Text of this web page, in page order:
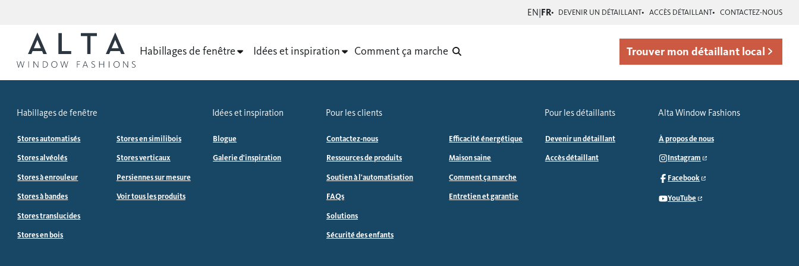
EN|FR DEVENIR UN DÉTAILLANT ACCÈS DÉTAILLANT CONTACTEZ-NOUS
Habillages de fenêtre Idées et inspiration Comment ça marche Trouver mon détaillant local
Habillages de fenêtre
Stores automatisés
Stores alvéolés
Stores à enrouleur
Stores à bandes
Stores translucides
Stores en bois
Stores en similibois
Stores verticaux
Persiennes sur mesure
Voir tous les produits
Idées et inspiration
Blogue
Galerie d'inspiration
Pour les clients
Contactez-nous
Ressources de produits
Soutien à l'automatisation
FAQs
Solutions
Sécurité des enfants
Efficacité énergétique
Maison saine
Comment ça marche
Entretien et garantie
Pour les détaillants
Devenir un détaillant
Accès détaillant
Alta Window Fashions
À propos de nous
Instagram
Facebook
YouTube